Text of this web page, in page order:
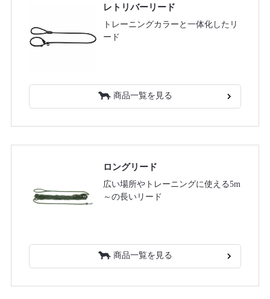
レトリバーリード
トレーニングカラーと一体化したリ
ード
商品一覧を見る
ロングリード
広い場所やトレーニングに使える5m
～の長いリード
商品一覧を見る